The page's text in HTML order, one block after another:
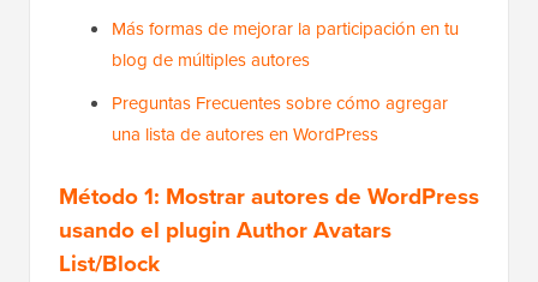
Más formas de mejorar la participación en tu
blog de múltiples autores
Preguntas Frecuentes sobre cómo agregar
una lista de autores en WordPress
Método 1: Mostrar autores de WordPress
usando el plugin Author Avatars
List/Block